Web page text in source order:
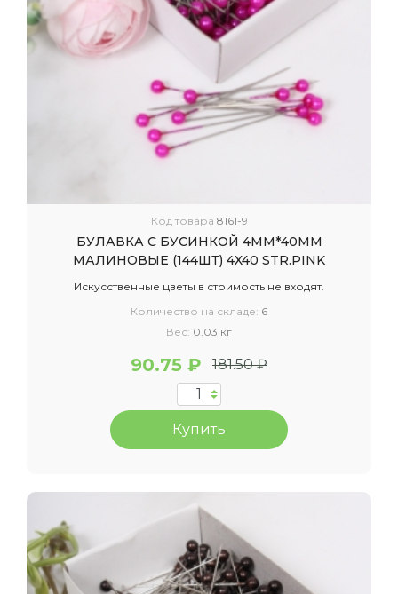
Код товара 8161-9
БУЛАВКА С БУСИНКОЙ 4ММ*40ММ
МАЛИНОВЫЕ (144ШТ) 4X40 STR.PINK
Искусственные цветы в стоимость не входят.
Количество на складе: 6
Вес: 0.03 кг
90.75 ₽ 181.50 ₽
Купить